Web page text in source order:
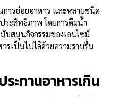
การย่อยอาหาร และหลายชนิด
ระสิทธิภาพ โดยการดื่มน้ำ
บสนุนกิจกรรมของเอนไซม์
รเป็นไปได้ด้วยความราบรื่น
ะทานอาหารเกิน